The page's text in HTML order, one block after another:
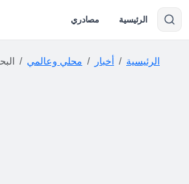
الرئيسية مصادري
الرئيسية أخبار محلي وعالمي